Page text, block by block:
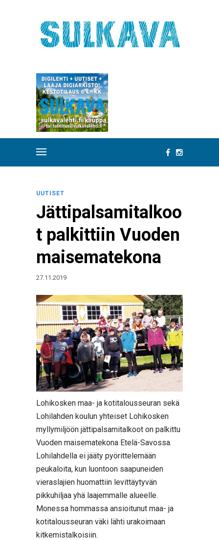
UUTISET
Jättipalsamitalkoo
t palkittiin Vuoden
maisematekona
27.11.2019
Lohikosken maa- ja kotitalousseuran sekä
Lohilahden koulun yhteiset Lohikosken
myllymiljöön jättipalsamitalkoot on palkittu
Vuoden maisematekona Etelä-Savossa.
Lohilahdella ei jääty pyörittelemään
peukaloita, kun luontoon saapuneiden
vieraslajien huomattiin levittäytyvän
pikkuhiljaa yhä laajemmalle alueelle.
Monessa hommassa ansioitunut maa- ja
kotitalousseuran väki lähti urakoimaan
kitkemistalkoisiin.